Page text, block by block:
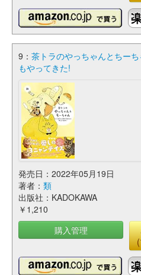
9： 茶トラのやっちゃんとちー
もやってきた!
発売日：2022年05月19日
著者： 類
出版社：KADOKAWA
￥1,210
購入管理